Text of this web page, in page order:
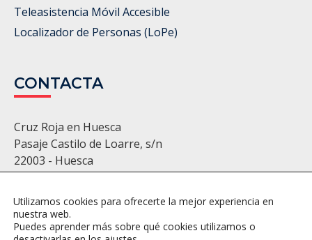
Teleasistencia Móvil Accesible
Localizador de Personas (LoPe)
CONTACTA
Cruz Roja en Huesca
Pasaje Castilo de Loarre, s/n
22003 - Huesca
huesca@cruzroja.es
Utilizamos cookies para ofrecerte la mejor experiencia en
nuestra web.
Puedes aprender más sobre qué cookies utilizamos o